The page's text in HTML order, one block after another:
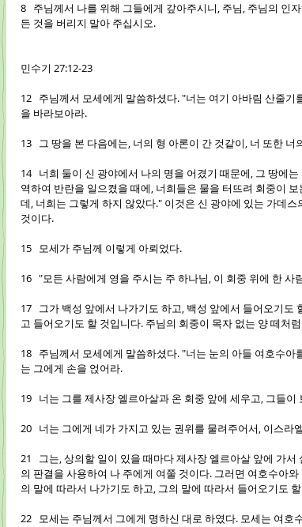
8   주님께서 나를 위해 그들에게 갚아주시니, 주님, 주님의
든 것을 버리지 말아 주십시오.
민수기 27:12-23
12   주님께서 모세에게 말씀하셨다. "너는 여기 아바림 산줄
을 바라보아라.
13   그 땅을 본 다음에는, 너의 형 아론이 간 것같이, 너 또한
14   너희 둘이 신 광야에서 나의 명을 어겼기 때문에, 그 땅에
역하여 반란을 일으켰을 때에, 너희들은 물을 터뜨려 회중이
데, 너희는 그렇게 하지 않았다." 이것은 신 광야에 있는 가데
것이다.
15   모세가 주님께 이렇게 아뢰었다.
16   "모든 사람에게 영을 주시는 주 하나님, 이 회중 위에 한
17   그가 백성 앞에서 나가기도 하고, 백성 앞에서 들어오기
고 들어오기도 할 것입니다. 주님의 회중이 목자 없는 양 떼처
18   주님께서 모세에게 말씀하셨다. "너는 눈의 아들 여호수
는 그에게 손을 얹어라.
19   너는 그를 제사장 엘르아살과 온 회중 앞에 세우고, 그들
20   너는 그에게 네가 가지고 있는 권위를 물려주어서, 이스
21   그는, 상의할 일이 있을 때마다 제사장 엘르아살 앞에 가
의 판결을 사용하여 나 주에게 여쭐 것이다. 그러면 여호수아
의 말에 따라서 나가기도 하고, 그의 말에 따라서 들어오기도
22   모세는 주님께서 그에게 명하신 대로 하였다. 모세는 여